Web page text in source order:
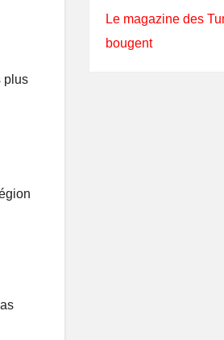
plus
Le magazine des
bougent